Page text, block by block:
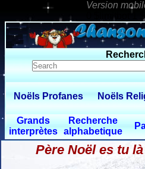
0 $limitbot 1
Noëls Profanes Noëls
Grands
interprètes
Recherche
alphabetique
Père Noël es tu